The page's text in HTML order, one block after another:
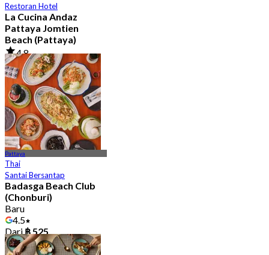
Restoran Hotel
La Cucina Andaz
Pattaya Jomtien
Beach (Pattaya)
4.8
329 ditempah
Dari฿ 895
Pattaya
Thai
Santai Bersantap
Badasga Beach Club
(Chonburi)
Baru
4.5
Dari ฿ 525